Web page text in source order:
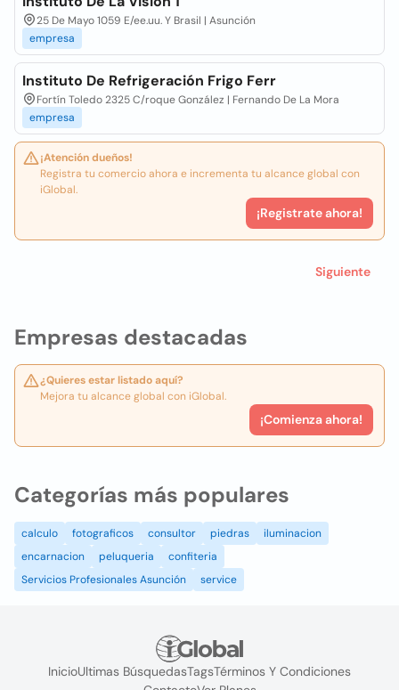
Empresas destacadas
¿Quieres estar listado aquí?
Mejora tu alcance global con iGlobal.
¡Comienza ahora!
25 De Mayo 1059 E/ee.uu. Y Brasil | Asunción
empresa
Instituto De Refrigeración Frigo Ferr
Fortín Toledo 2325 C/roque González | Fernando De La Mora
empresa
¡Atención dueños!
Registra tu comercio ahora e incrementa tu alcance global con
iGlobal.
¡Registrate ahora!
Siguiente
Categorías más populares
calculo fotograficos consultor piedras
iluminacion
encarnacion
peluqueria
confiteria
Servicios Profesionales Asunción
service
InicioUltimas BúsquedasTagsTérminos Y Condiciones